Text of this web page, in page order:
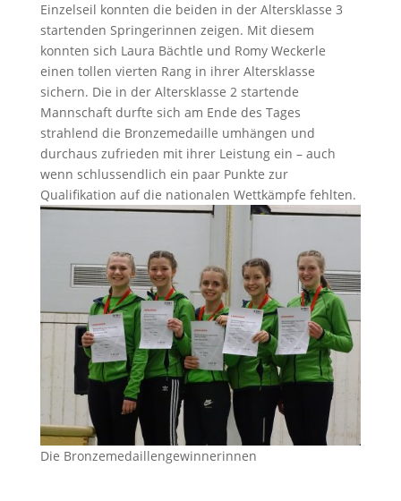
Einzelseil konnten die beiden in der Altersklasse 3
startenden Springerinnen zeigen. Mit diesem
konnten sich Laura Bächtle und Romy Weckerle
einen tollen vierten Rang in ihrer Altersklasse
sichern. Die in der Altersklasse 2 startende
Mannschaft durfte sich am Ende des Tages
strahlend die Bronzemedaille umhängen und
durchaus zufrieden mit ihrer Leistung ein – auch
wenn schlussendlich ein paar Punkte zur
Qualifikation auf die nationalen Wettkämpfe fehlten.
Die Bronzemedaillengewinnerinnen